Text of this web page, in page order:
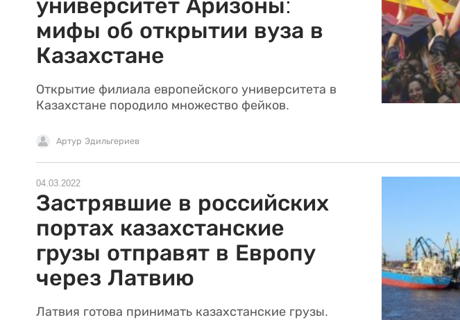
университет Аризоны:
мифы об открытии вуза в
Казахстане
Открытие филиала европейского университета в
Казахстане породило множество фейков.
Артур Эдильгериев
04.03.2022
Застрявшие в российских
портах казахстанские
грузы отправят в Европу
через Латвию
Латвия готова принимать казахстанские грузы.